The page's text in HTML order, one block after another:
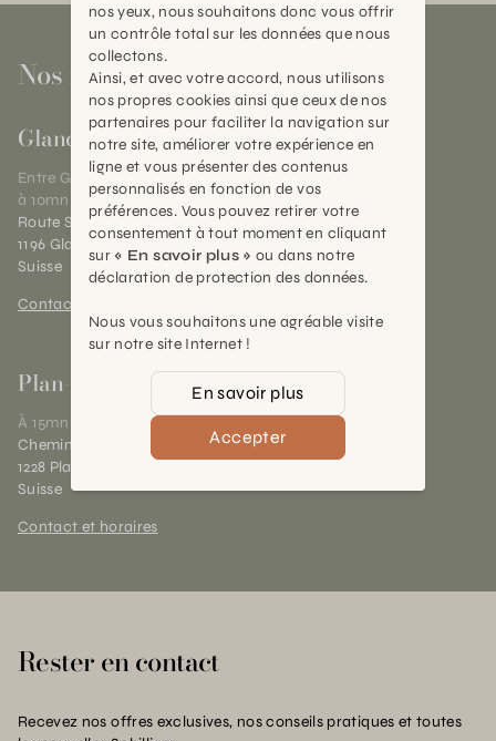
Nos magasins
Gland
Entre Genève et Lausanne,
à 10mn de Nyon
Route Suisse 40
1196 Gland (VD)
Suisse
Contact et horaires
Plan-les-Ouates
À 15mn du centre de Genève
Chemin des Charrotons 25
1228 Plan-les-Ouates (GE)
Suisse
Contact et horaires
Rester en contact
Recevez nos offres exclusives, nos conseils pratiques et toutes
nos yeux, nous souhaitons donc vous offrir
un contrôle total sur les données que nous
collectons.
Ainsi, et avec votre accord, nous utilisons
nos propres cookies ainsi que ceux de nos
partenaires pour faciliter la navigation sur
notre site, améliorer votre expérience en
ligne et vous présenter des contenus
personnalisés en fonction de vos
préférences. Vous pouvez retirer votre
consentement à tout moment en cliquant
sur « En savoir plus » ou dans notre
déclaration de protection des données.
Nous vous souhaitons une agréable visite
sur notre site Internet !
En savoir plus
Accepter